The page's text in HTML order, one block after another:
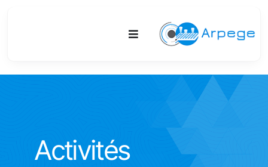
Toggle
Equipements & Technologies
Activités